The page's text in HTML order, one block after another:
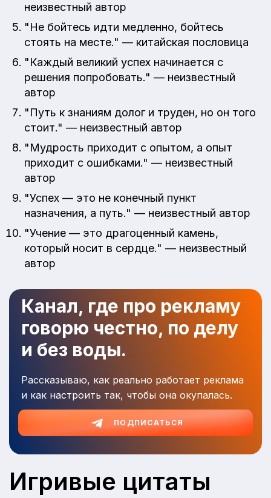
неизвестный автор
"Не бойтесь идти медленно, бойтесь
стоять на месте." — китайская пословица
"Каждый великий успех начинается с
решения попробовать." — неизвестный
автор
"Путь к знаниям долог и труден, но он того
стоит." — неизвестный автор
"Мудрость приходит с опытом, а опыт
приходит с ошибками." — неизвестный
автор
"Успех — это не конечный пункт
назначения, а путь." — неизвестный автор
"Учение — это драгоценный камень,
который носит в сердце." — неизвестный
автор
Канал, где про рекламу
говорю честно, по делу
и без воды.
Рассказываю, как реально работает реклама
и как настроить так, чтобы она окупалась.
ПОДПИСАТЬСЯ
Игривые цитаты